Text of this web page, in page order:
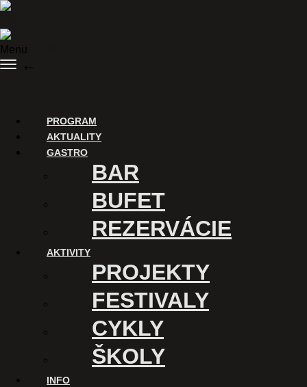
Preskočiť na obsah
Menu
PROGRAM
AKTUALITY
GASTRO
BAR
BUFET
REZERVÁCIE
AKTIVITY
PROJEKTY
FESTIVALY
CYKLY
ŠKOLY
INFO
Digitalizáciu Kina Úsmev a
uvádzanie filmov v tomto